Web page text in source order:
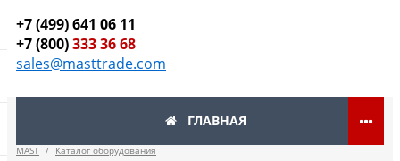
+7 (499) 641 06 11
+7 (800)333 36 68
sales@masttrade.com
ГЛАВНАЯ
MAST / Каталог оборудования